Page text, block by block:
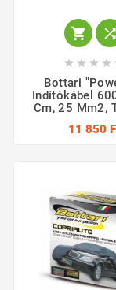
 
   
Bottari
Indítókábel
Cm, 25 Mm2,
11 850